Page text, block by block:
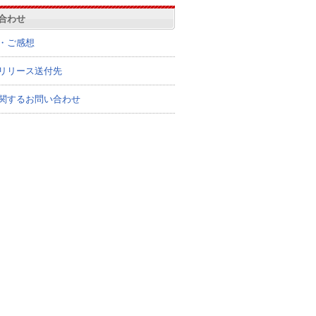
わせ
ご感想
リース送付先
するお問い合わせ